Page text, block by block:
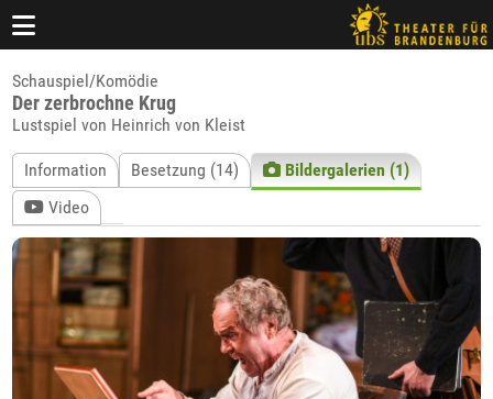
Schauspiel/Komödie
Der zerbrochne Krug
Lustspiel von Heinrich von Kleist
Information Besetzung (14)
Bildergalerien (1)
Video